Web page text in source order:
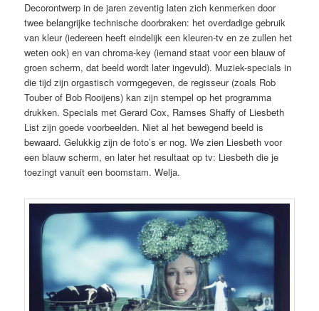
Decorontwerp in de jaren zeventig laten zich kenmerken door
twee belangrijke technische doorbraken: het overdadige gebruik
van kleur (iedereen heeft eindelijk een kleuren-tv en ze zullen het
weten ook) en van chroma-key (iemand staat voor een blauw of
groen scherm, dat beeld wordt later ingevuld). Muziek-specials in
die tijd zijn orgastisch vormgegeven, de regisseur (zoals Rob
Touber of Bob Rooijens) kan zijn stempel op het programma
drukken. Specials met Gerard Cox, Ramses Shaffy of Liesbeth
List zijn goede voorbeelden. Niet al het bewegend beeld is
bewaard. Gelukkig zijn de foto’s er nog. We zien Liesbeth voor
een blauw scherm, en later het resultaat op tv: Liesbeth die je
toezingt vanuit een boomstam. Welja.